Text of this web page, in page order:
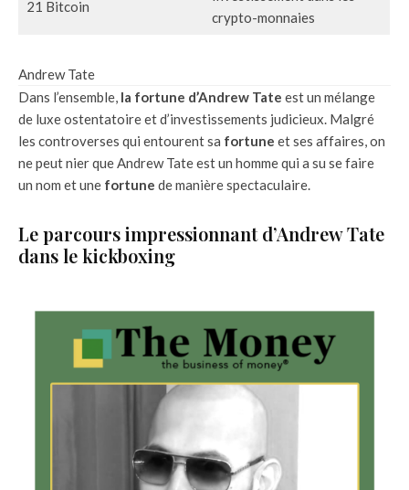
21 Bitcoin
crypto-monnaies
Andrew Tate
Dans l’ensemble, la fortune d’Andrew Tate est un mélange
de luxe ostentatoire et d’investissements judicieux. Malgré
les controverses qui entourent sa fortune et ses affaires, on
ne peut nier que Andrew Tate est un homme qui a su se faire
un nom et une fortune de manière spectaculaire.
Le parcours impressionnant d’Andrew Tate
dans le kickboxing